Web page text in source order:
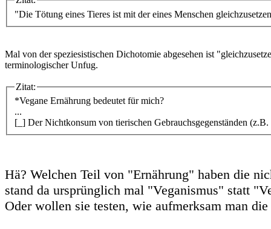
"Die Tötung eines Tieres ist mit der eines Menschen
Mal von der speziesistischen Dichotomie abgesehen ist
terminologischer Unfug.
Zitat:
*Vegane Ernährung bedeutet für mich?
...
[_] Der Nichtkonsum von tierischen Gebrauchsgegenständen
Hä? Welchen Teil von "Ernährung" haben die
stand da ursprünglich mal "Veganismus" statt
Oder wollen sie testen, wie aufmerksam man